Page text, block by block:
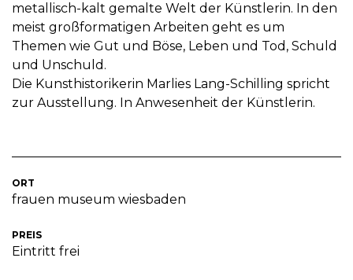
metallisch-kalt gemalte Welt der Künstlerin. In den
meist großformatigen Arbeiten geht es um
Themen wie Gut und Böse, Leben und Tod, Schuld
und Unschuld.
Die Kunsthistorikerin Marlies Lang-Schilling spricht
zur Ausstellung. In Anwesenheit der Künstlerin.
ORT
frauen museum wiesbaden
PREIS
Eintritt frei